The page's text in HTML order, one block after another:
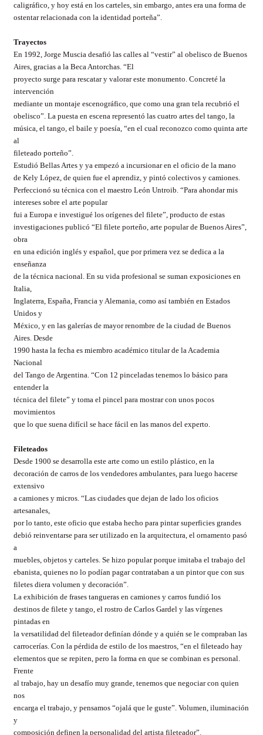
caligráfico, y hoy está en los carteles, sin embargo, antes era una forma de
ostentar relacionada con la identidad porteña”.
Trayectos
En 1992, Jorge Muscia desafió las calles al “vestir” al obelisco de Buenos
Aires, gracias a la Beca Antorchas. “El
proyecto surge para rescatar y valorar este monumento. Concreté la
intervención
mediante un montaje escenográfico, que como una gran tela recubrió el
obelisco”. La puesta en escena representó las cuatro artes del tango, la
música, el tango, el baile y poesía, “en el cual reconozco como quinta arte
al
fileteado porteño”.
Estudió Bellas Artes y ya empezó a incursionar en el oficio de la mano
de Kely López, de quien fue el aprendiz, y pintó colectivos y camiones.
Perfeccionó su técnica con el maestro León Untroib. “Para ahondar mis
intereses sobre el arte popular
fui a Europa e investigué los orígenes del filete”, producto de estas
investigaciones publicó “El filete porteño, arte popular de Buenos Aires”,
obra
en una edición inglés y español, que por primera vez se dedica a la
enseñanza
de la técnica nacional. En su vida profesional se suman exposiciones en
Italia,
Inglaterra, España, Francia y Alemania, como así también en Estados
Unidos y
México, y en las galerías de mayor renombre de la ciudad de Buenos
Aires. Desde
1990 hasta la fecha es miembro académico titular de la Academia
Nacional
del Tango de Argentina. “Con 12 pinceladas tenemos lo básico para
entender la
técnica del filete” y toma el pincel para mostrar con unos pocos
movimientos
que lo que suena difícil se hace fácil en las manos del experto.
Fileteados
Desde 1900 se desarrolla este arte como un estilo plástico, en la
decoración de carros de los vendedores ambulantes, para luego hacerse
extensivo
a camiones y micros. “Las ciudades que dejan de lado los oficios
artesanales,
por lo tanto, este oficio que estaba hecho para pintar superficies grandes
debió reinventarse para ser utilizado en la arquitectura, el ornamento pasó
a
muebles, objetos y carteles. Se hizo popular porque imitaba el trabajo del
ebanista, quienes no lo podían pagar contrataban a un pintor que con sus
filetes diera volumen y decoración”.
La exhibición de frases tangueras en camiones y carros fundió los
destinos de filete y tango, el rostro de Carlos Gardel y las vírgenes
pintadas en
la versatilidad del fileteador definían dónde y a quién se le compraban las
carrocerías. Con la pérdida de estilo de los maestros, “en el fileteado hay
elementos que se repiten, pero la forma en que se combinan es personal.
Frente
al trabajo, hay un desafío muy grande, tenemos que negociar con quien
nos
encarga el trabajo, y pensamos “ojalá que le guste”. Volumen, iluminación
y
composición definen la personalidad del artista fileteador”.